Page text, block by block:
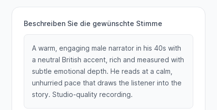
Beschreiben Sie die gewünschte Stimme
A warm, engaging male narrator in his 40s with
a neutral British accent, rich and measured with
subtle emotional depth. He reads at a calm,
unhurried pace that draws the listener into the
story. Studio-quality recording.